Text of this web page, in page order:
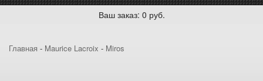
Ваш заказ: 0 руб.
Главная - Maurice Lacroix - Miros